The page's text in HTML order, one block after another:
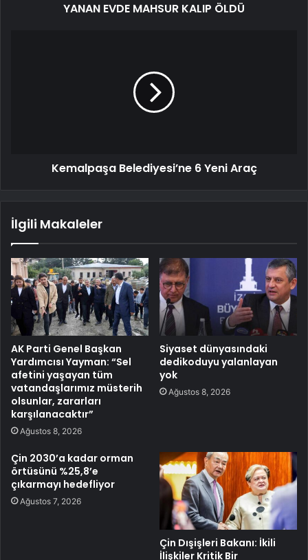
YANAN EVDE MAHSUR KALIP ÖLDÜ
Kemalpaşa Belediyesi’ne 6 Yeni Araç
İlgili Makaleler
AK Parti Genel Başkan
Yardımcısı Yayman: “Sel
afetini yaşayan tüm
vatandaşlarımız müsterih
olsunlar, zararları
karşılanacaktır”
Ağustos 8, 2026
Siyaset dünyasındaki
dedikoduyu yalanlayan
yok
Ağustos 8, 2026
Çin 2030’a kadar orman
örtüsünü %25,8’e
çıkarmayı hedefliyor
Ağustos 7, 2026
Çin Dışişleri Bakanı: İkili
İlişkiler Kritik Bir